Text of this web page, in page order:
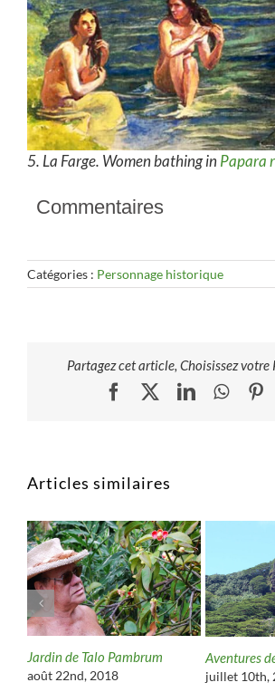
5. La Farge. Women bathing inPapara
Commentaires
Catégories : Personnage historique
Partagez cet article, Choisissez
FacebookLinkedIn
Articles similaires
Jardin de Talo Pambrum
août 22nd, 2018
Aventures
juillet 10th,